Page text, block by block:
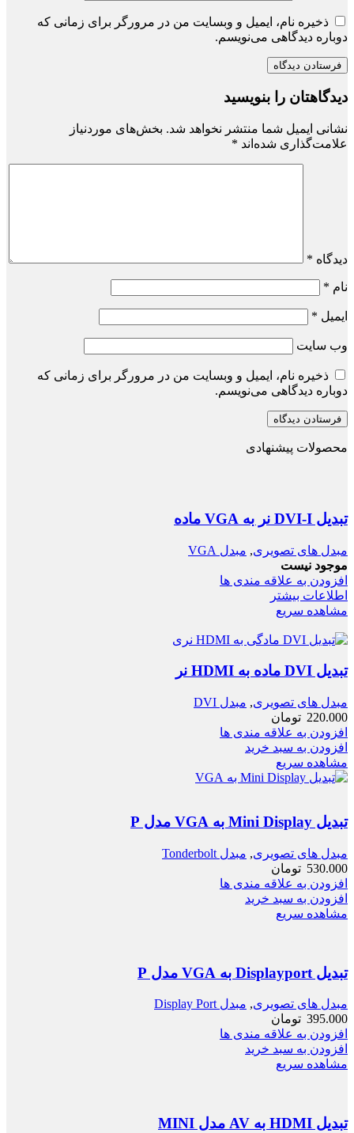
ذخیره نام، ایمیل و وبسایت من در مرورگر برای زمانی که
دوباره دیدگاهی می‌نویسم.
دیدگاهتان را بنویسید
نشانی ایمیل شما منتشر نخواهد شد. بخش‌های موردنیاز
علامت‌گذاری شده‌اند *
دیدگاه *
نام *
ایمیل *
وب‌ سایت
ذخیره نام، ایمیل و وبسایت من در مرورگر برای زمانی که
دوباره دیدگاهی می‌نویسم.
محصولات پیشنهادی
تبدیل DVI-I نر به VGA ماده
مبدل های تصویری, مبدل VGA
موجود نیست
افزودن به علاقه مندی ها
اطلاعات بیشتر
مشاهده سریع
تبدیل DVI ماده به HDMI نر
مبدل های تصویری, مبدل DVI
220.000 تومان
افزودن به علاقه مندی ها
افزودن به سبد خرید
مشاهده سریع
تبدیل Mini Display به VGA مدل P
مبدل های تصویری, مبدل Tonderbolt
530.000 تومان
افزودن به علاقه مندی ها
افزودن به سبد خرید
مشاهده سریع
تبدیل Displayport به VGA مدل P
مبدل های تصویری, مبدل Display Port
395.000 تومان
افزودن به علاقه مندی ها
افزودن به سبد خرید
مشاهده سریع
تبدیل HDMI به AV مدل MINI